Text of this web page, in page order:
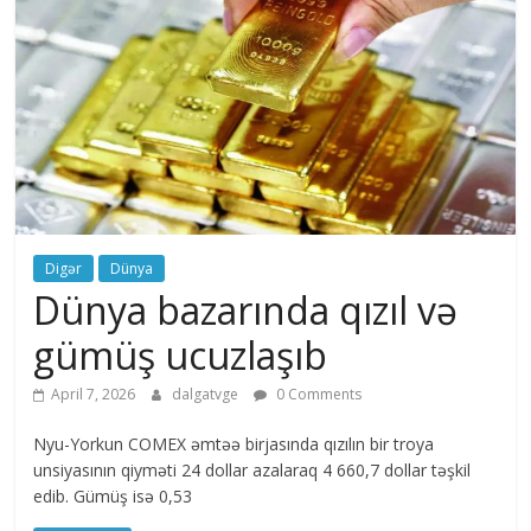
Digər Dünya
Dünya bazarında qızıl və
gümüş ucuzlaşıb
April 7, 2026 dalgatvge 0 Comments
Nyu-Yorkun COMEX əmtəə birjasında qızılın bir troya
unsiyasının qiyməti 24 dollar azalaraq 4 660,7 dollar təşkil
edib. Gümüş isə 0,53